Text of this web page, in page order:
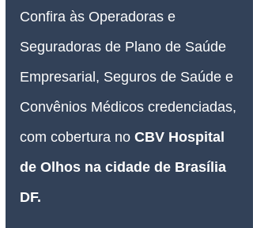
Confira às Operadoras e
Seguradoras de Plano de Saúde
Empresarial, Seguros de Saúde e
Convênios Médicos credenciadas,
com cobertura no CBV Hospital
de Olhos na cidade de Brasília
DF.